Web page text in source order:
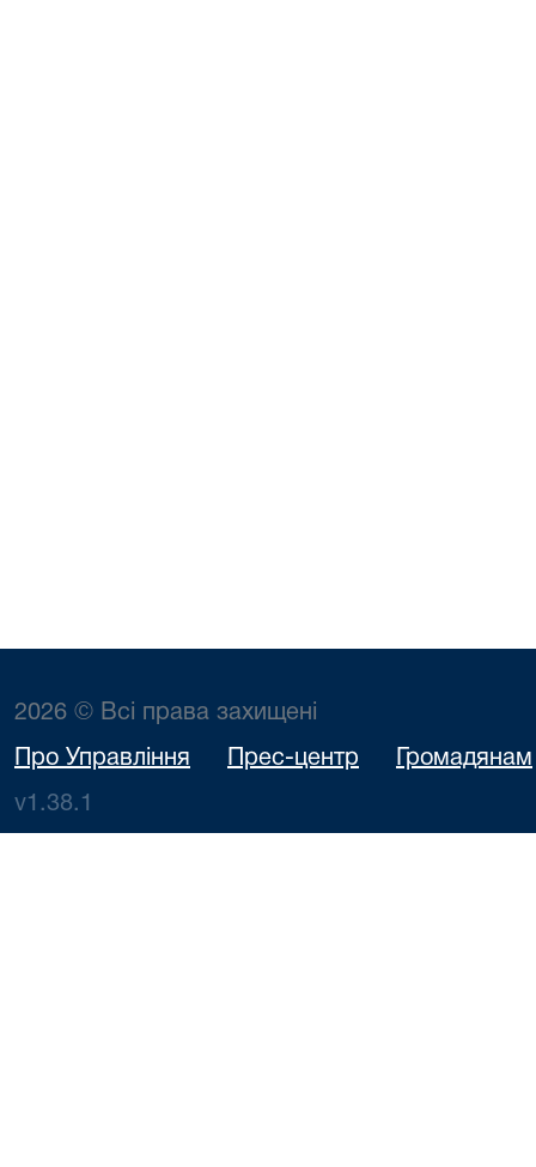
2026 © Всі права захищені
Про Управління Прес-центр Громадянам
v1.38.1